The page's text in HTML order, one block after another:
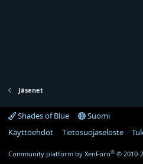
Jäsenet
Shades of Blue
Suomi
Käyttöehdot
Tietosuojaseloste
Community platform by XenForo® © 2010-